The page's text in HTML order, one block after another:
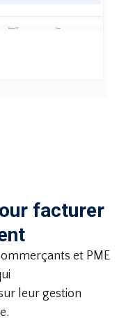
facturer
et PME
leur gestion